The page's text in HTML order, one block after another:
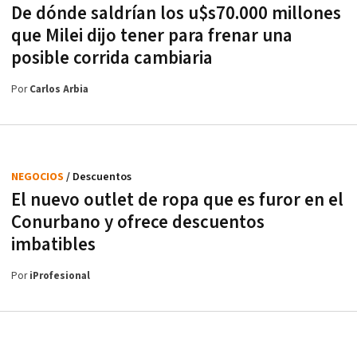
De dónde saldrían los u$s70.000 millones
que Milei dijo tener para frenar una
posible corrida cambiaria
PorCarlos Arbia
El nuevo outlet de ropa que es furor en el
Conurbano y ofrece descuentos
imbatibles
NEGOCIOS / Descuentos
PoriProfesional